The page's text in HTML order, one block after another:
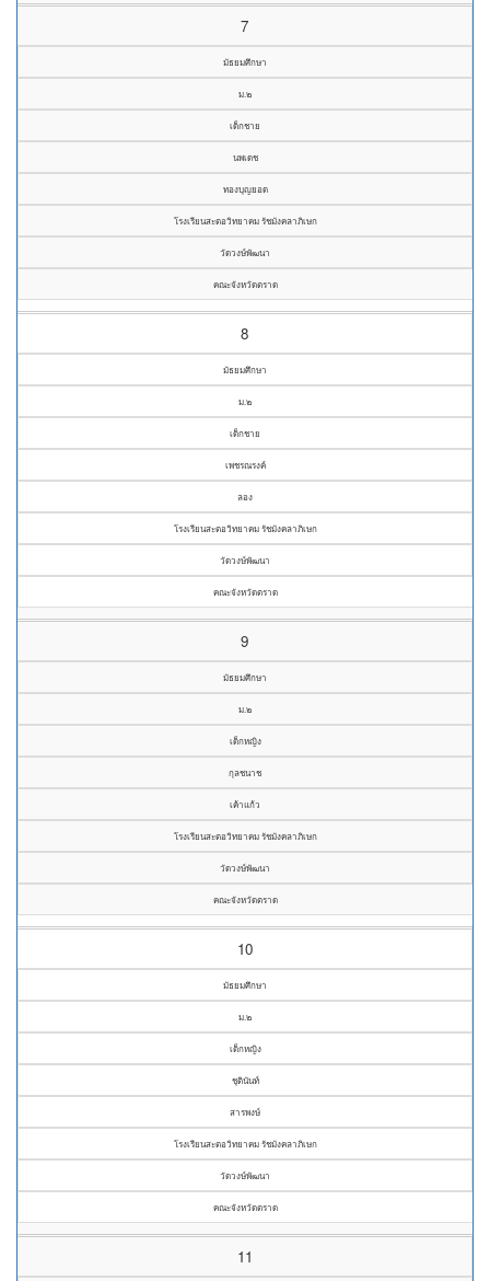
7
มัธยมศึกษา
ม.๒
เด็กชาย
นพเดช
ทองบุญยอด
โรงเรียนสะตอวิทยาคม รัชมังคลาภิเษก
วัดวงษ์พัฒนา
คณะจังหวัดตราด
8
มัธยมศึกษา
ม.๒
เด็กชาย
เพชรณรงค์
ลอง
โรงเรียนสะตอวิทยาคม รัชมังคลาภิเษก
วัดวงษ์พัฒนา
คณะจังหวัดตราด
9
มัธยมศึกษา
ม.๒
เด็กหญิง
กุลชนาช
เค้าแก้ว
โรงเรียนสะตอวิทยาคม รัชมังคลาภิเษก
วัดวงษ์พัฒนา
คณะจังหวัดตราด
10
มัธยมศึกษา
ม.๒
เด็กหญิง
ชุตินันท์
สารพงษ์
โรงเรียนสะตอวิทยาคม รัชมังคลาภิเษก
วัดวงษ์พัฒนา
คณะจังหวัดตราด
11